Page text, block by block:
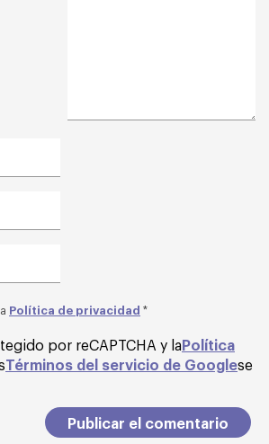
Política de privacidad *
por reCAPTCHA y laPolítica
Términos del servicio de Googlese